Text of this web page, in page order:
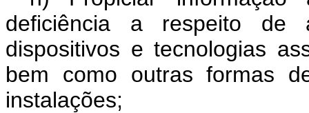
deficiência a respeito de
dispositivos e tecnologias
bem como outras formas
instalações;